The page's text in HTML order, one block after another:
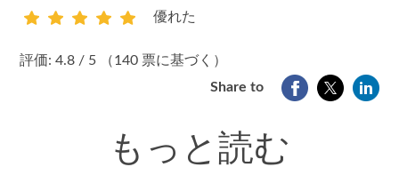
1
優れた
評価: 4.8 / 5 （140 票に基づく）
Share to
もっと読む